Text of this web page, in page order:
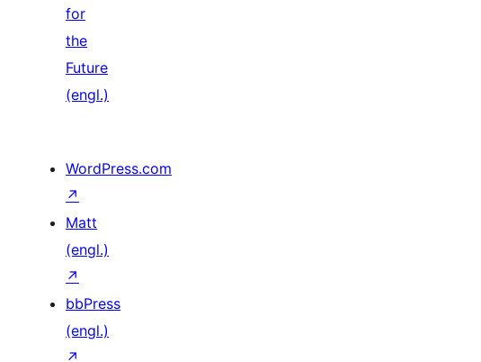
for
the
Future
(engl.)
WordPress.com
↗
Matt
(engl.)
↗
bbPress
(engl.)
↗